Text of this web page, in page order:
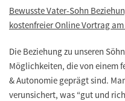
Bewusste Vater-Sohn
kostenfreier Online Vortrag am
Die Beziehung zu unseren
Möglichkeiten, die von einem
& Autonomie geprägt sind.
verunsichert, was “gut und